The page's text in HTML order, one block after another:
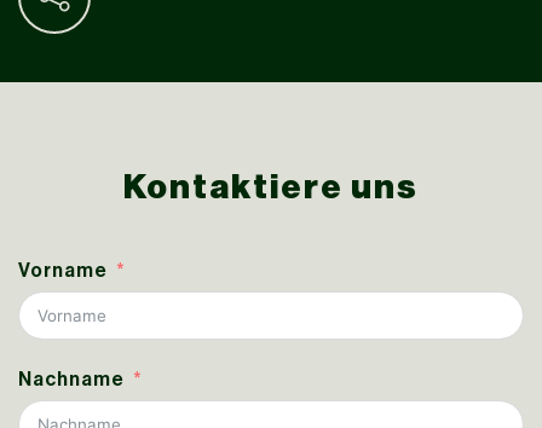
Kontaktiere uns
Vorname
Nachname